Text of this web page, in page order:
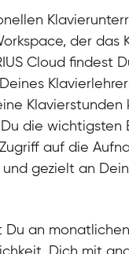
der das
Cloud findest
Klavierstunden
die wichtigsten
auf die
gezielt an
an